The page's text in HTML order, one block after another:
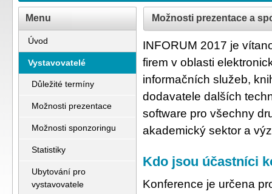
Menu
Úvod
Vystavovatelé
Důležité termíny
Možnosti prezentace
Možnosti sponzoringu
Statistiky
Ubytování pro
vystavovatele
Možnosti prezentace a
INFORUM 2017 je
firem v oblasti
informačních služeb,
dodavatele dalších
software pro všechny
akademický sektor a
Kdo jsou účastníci
Konference je určena